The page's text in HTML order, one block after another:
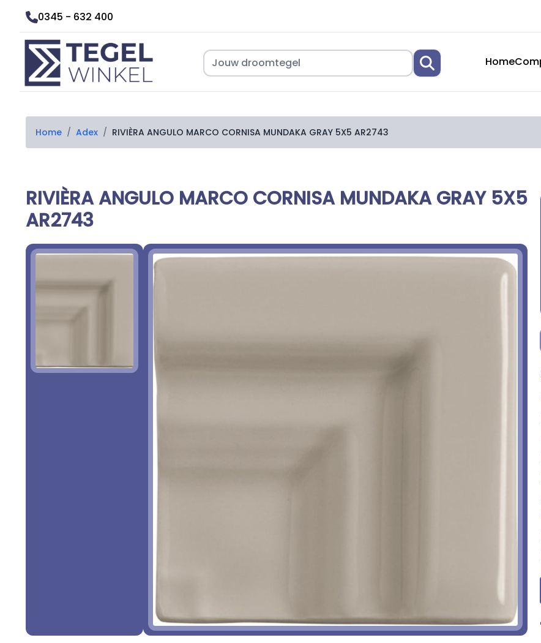
0345 - 632 400
Home
Home / Adex / RIVIÈRA ANGULO MARCO CORNISA MUNDAKA GRAY 5X5 AR2743
RIVIÈRA ANGULO MARCO CORNISA MUNDAKA GRAY 5X5
AR2743